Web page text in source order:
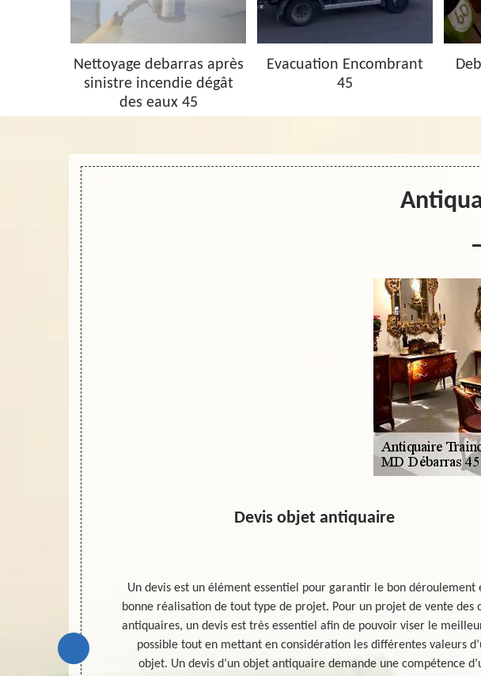
Nettoyage debarras après
sinistre incendie dégât
des eaux 45
Evacuation Encombrant
45
vendre ou
la demande
Devis objet antiquaire
Un devis est un élément essentiel pour garantir le bon déroulement
bonne réalisation de tout type de projet. Pour un projet de vente des
antiquaires, un devis est très essentiel afin de pouvoir viser le
possible tout en mettant en considération les différentes valeurs
objet. Un devis d’un objet antiquaire demande une compétence